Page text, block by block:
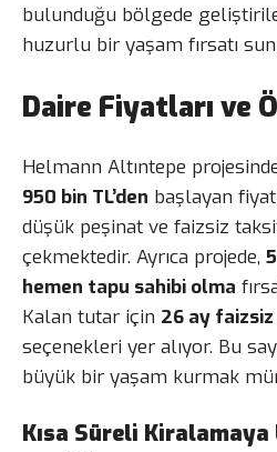
bulunduğu bölgede
huzurlu bir yaşam fırsatı
Daire Fiyatları ve
Helmann Altıntepe
950 bin TL’den başlayan
düşük peşinat ve faizsiz
çekmektedir. Ayrıca projede,
hemen tapu sahibi olma
Kalan tutar için 26 ay
seçenekleri yer alıyor. Bu
büyük bir yaşam kurmak
Kısa Süreli Kiralamaya